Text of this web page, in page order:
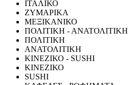
ΙΤΑΛΙΚΟ
ΖΥΜΑΡΙΚΑ
ΜΕΞΙΚΑΝΙΚΟ
ΠΟΛΙΤΙΚΗ - ΑΝΑΤΟΛΙΤΙΚΗ
ΠΟΛΙΤΙΚΗ
ΑΝΑΤΟΛΙΤΙΚΗ
ΚΙΝΕΖΙΚΟ - SUSHI
ΚΙΝΕΖΙΚΟ
SUSHI